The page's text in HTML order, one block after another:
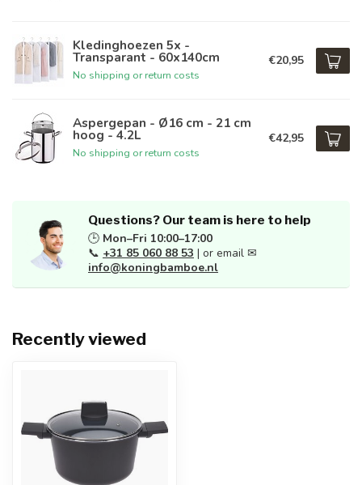
Kledinghoezen 5x -
Transparant - 60x140cm
No shipping or return costs
€20,95
Aspergepan - Ø16 cm - 21 cm
hoog - 4.2L
No shipping or return costs
€42,95
Questions? Our team is here to help
🕒 Mon–Fri 10:00–17:00
📞 +31 85 060 88 53 | or email ✉
info@koningbamboe.nl
Recently viewed